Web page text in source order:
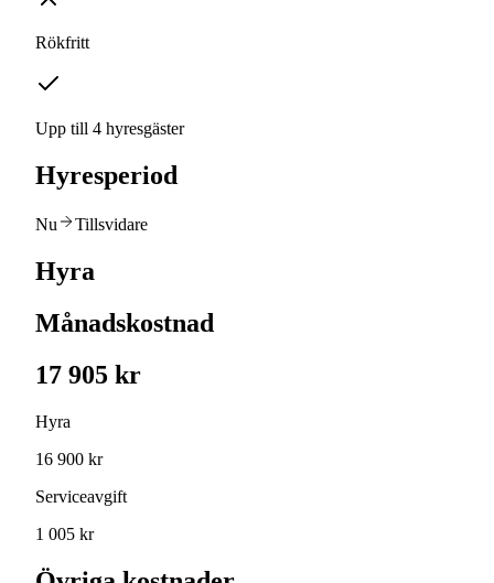
Rökfritt
Upp till 4 hyresgäster
Hyresperiod
Nu Tillsvidare
Hyra
Månadskostnad
17 905 kr
Hyra
16 900 kr
Serviceavgift
1 005 kr